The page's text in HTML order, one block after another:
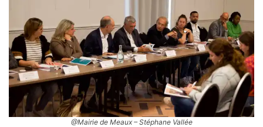
@Mairie de Meaux – Stéphane Vallée